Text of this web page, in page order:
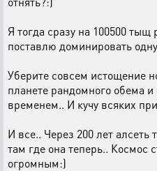
Я тогда сразу на 100500
поставлю доминировать
Уберите совсем истощение
планете рандомного обема
временем.. И кучу всяких
И все.. Через 200 лет алсеть
там где она теперь.. Космос
огромным:)